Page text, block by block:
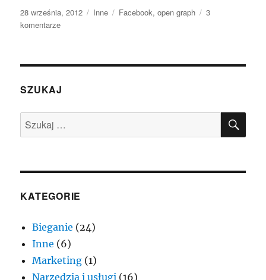
Data
publikacji
28 września, 2012 Kategorie
Inne Tagi
Facebook,open graph
3
komentarzedo
og:meta
działają
Facebook’owi
SZUKAJ
Szukaj:
KATEGORIE
Bieganie (24)
Inne (6)
Marketing (1)
Narzędzia i usługi (16)